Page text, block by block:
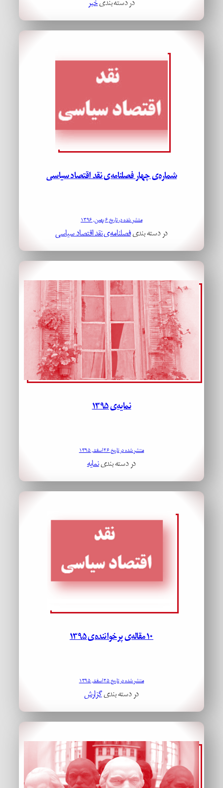
شماره‌ی چهار فصلنامه‌ی نقد اقتصاد سیاسی
منتشر شده در تاریخ ۶ بهمن, ۱۳۹۶
در دسته بندیفصلنامه‌ی نقد اقتصاد سیاسی
نمایه‌ی ۱۳۹۵
منتشر شده در تاریخ ۲۶ اسفند, ۱۳۹۵
در دسته بندینمایه
۱۰ مقاله‌ی پرخواننده‌ی ۱۳۹۵
منتشر شده در تاریخ ۲۵ اسفند, ۱۳۹۵
در دسته بندیگزارش